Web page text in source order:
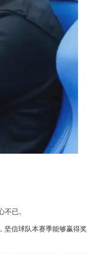
已。
坚信球队本赛季能够赢得奖